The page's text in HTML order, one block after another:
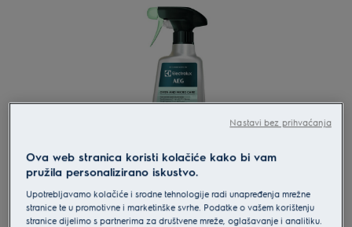
Povećaj
Ova web stranica koristi kolačiće kako bi vam
pružila personalizirano iskustvo.
Upotrebljavamo kolačiće i srodne tehnologije radi unapređenja mrežne
stranice te u promotivne i marketinške svrhe. Podatke o vašem korištenju
stranice dijelimo s partnerima za društvene mreže, oglašavanje i analitiku.
Nastavi bez prihvaćanja